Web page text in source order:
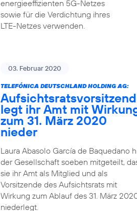
energieeffizienten 5G-Netzes
sowie für die Verdichtung ihres
LTE-Netzes verwenden.
03. Februar 2020
TELEFÓNICA DEUTSCHLAND HOLDING AG:
legt ihr Amt mit
zum 31. März 2020
nieder
Laura Abasolo García de Baquedano
der Gesellschaft soeben mitgeteilt,
sie ihr Amt als Mitglied und als
Vorsitzende des Aufsichtsrats mit
Wirkung zum Ablauf des 31. März
niederlegt.